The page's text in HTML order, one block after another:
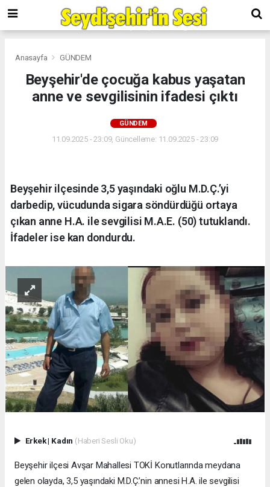
Anasayfa GÜNDEM
Beyşehir'de çocuğa kabus yaşatan
anne ve sevgilisinin ifadesi çıktı
GÜNDEM
11.09.2025 - 23:09, Güncelleme: 11.09.2025 - 23:09
Beyşehir ilçesinde 3,5 yaşındaki oğlu M.D.Ç.’yi
darbedip, vücudunda sigara söndürdüğü ortaya
çıkan anne H.A. ile sevgilisi M.A.E. (50) tutuklandı.
İfadeler ise kan dondurdu.
Erkek| Kadın (Haberi Sesli Oku)
Beyşehir ilçesi Avşar Mahallesi TOKİ Konutlarında meydana
gelen olayda, 3,5 yaşındaki M.D.Ç.’nin annesi H.A. ile sevgilisi